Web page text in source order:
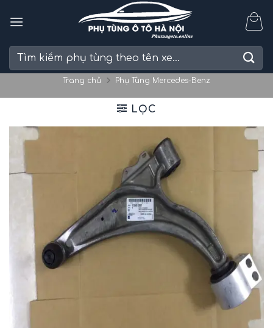
Tìm
Trang chủ Phụ Tùng Mercedes-Benz
LỌC